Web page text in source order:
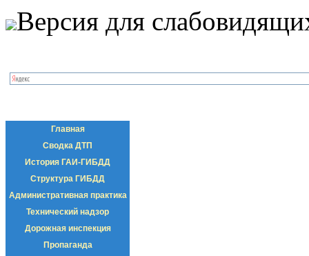
Версия для
Главная
Сводка ДТП
История ГАИ-ГИБДД
Структура ГИБДД
Административная практика
Технический надзор
Дорожная инспекция
Пропаганда